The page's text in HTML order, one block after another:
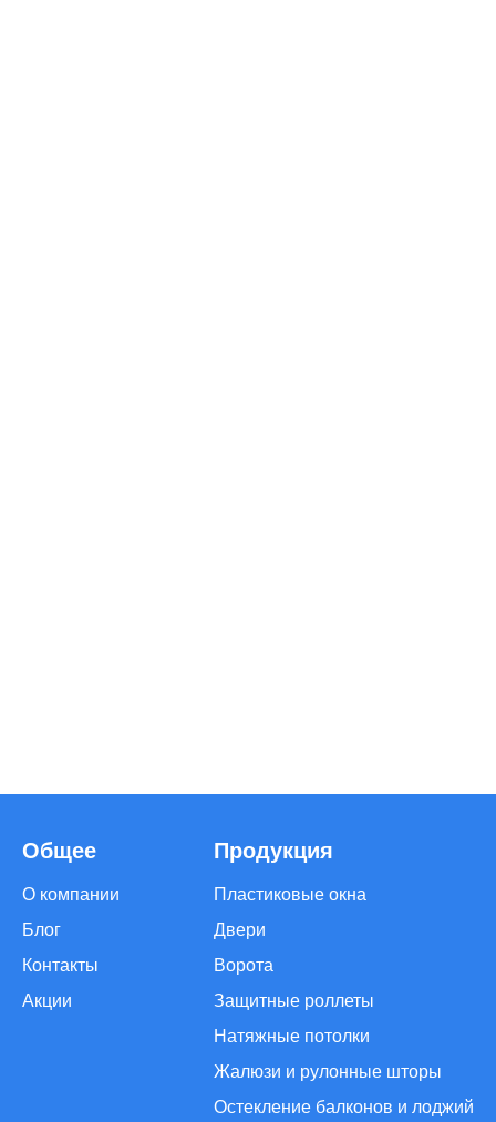
Общее
О компании
Блог
Контакты
Акции
Продукция
Пластиковые окна
Двери
Ворота
Защитные роллеты
Натяжные потолки
Жалюзи и рулонные шторы
Остекление балконов и лоджий